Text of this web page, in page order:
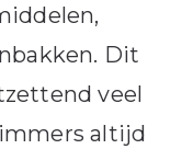
Dit
veel
altijd